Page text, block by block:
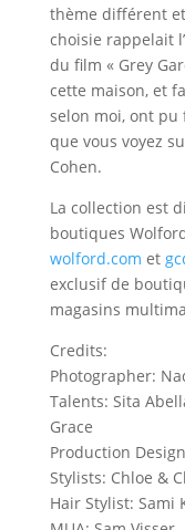
thème différent
choisie rappelait
du film « Grey
cette maison, et
selon moi, ont pu
que vous voyez
Cohen.
La collection est
boutiques
wolford.com et
exclusif de
magasins
Credits:
Photographer:
Talents: Sita
Grace
Production
Stylists: Chloe &
Hair Stylist: Sami